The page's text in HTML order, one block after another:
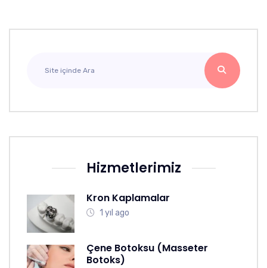
Hizmetlerimiz
Kron Kaplamalar
1 yıl ago
Çene Botoksu (Masseter
Botoks)